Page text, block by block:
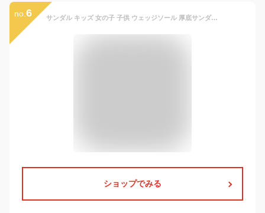
no. 6 サンダル キッズ 女の子 子供 ウェッジソール 厚底サンダル ジュニア 可愛い お洒落 小学生 中学生 ストラップサンダル コルク風 4.5cmヒール 歩きやすい アウトドア キャンプ 夏 オープントゥ マジックテープ 子供靴 水玉 ドット ブラック 黒 ブルー ピンク デニム 5128
ショップでみる